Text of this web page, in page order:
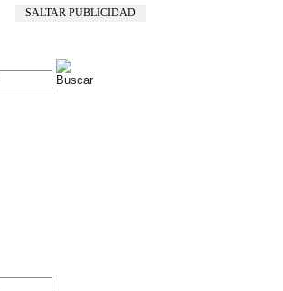
SALTAR PUBLICIDAD